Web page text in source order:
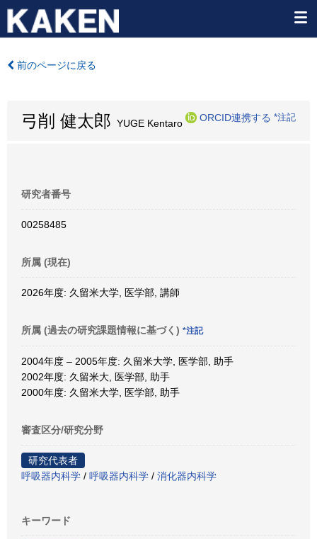
前のページに戻る
弓削 健太郎 YUGE Kentaro
ORCID連携する *注記
研究者番号
00258485
所属 (現在)
2026年度: 久留米大学, 医学部, 講師
所属 (過去の研究課題情報に基づく) *注記
2004年度 – 2005年度: 久留米大学, 医学部, 助手
2002年度: 久留米大, 医学部, 助手
2000年度: 久留米大学, 医学部, 助手
審査区分/研究分野
研究代表者
呼吸器内科学 / 呼吸器内科学 / 消化器内科学
キーワード